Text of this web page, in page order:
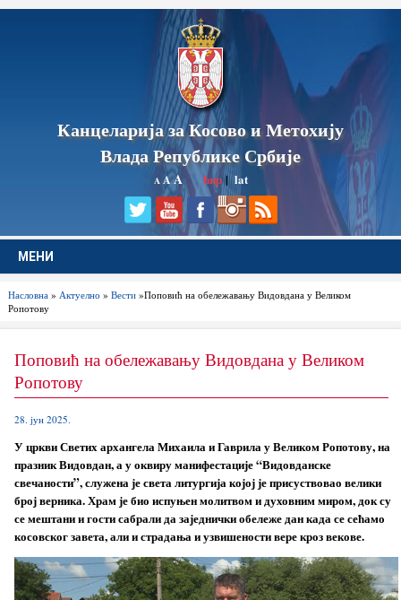
Канцеларија за Косово и Метохију
Влада Републике Србије
A AA ћир|lat
МЕНИ
Насловна» Актуелно » Вести»Поповић на обележавању Видовдана у Великом
Ропотову
Поповић на обележавању Видовдана у Великом
Ропотову
28. јун 2025.
У цркви Светих архангела Михаила и Гаврила у Великом Ропотову, на
празник Видовдан, а у оквиру манифестације “Видовданске
свечаности”, служена је света литургија којој је присуствовао велики
број верника. Храм је био испуњен молитвом и духовним миром, док су
се мештани и гости сабрали да заједнички обележе дан када се сећамо
косовског завета, али и страдања и узвишености вере кроз векове.